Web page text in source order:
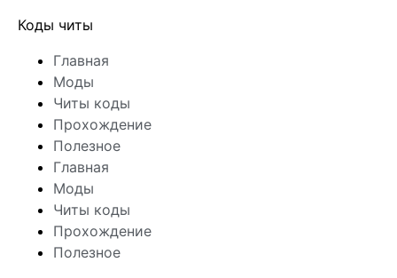
Коды читы
Главная
Моды
Читы коды
Прохождение
Полезное
Главная
Моды
Читы коды
Прохождение
Полезное